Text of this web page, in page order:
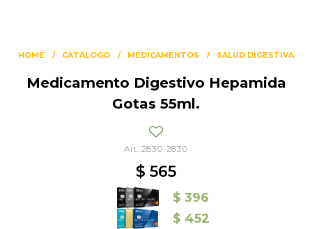
HOME CATÁLOGO MEDICAMENTOS SALUD DIGESTIVA
Medicamento Digestivo Hepamida
Gotas 55ml.
2830-2830
$ 565
$ 396
$ 452